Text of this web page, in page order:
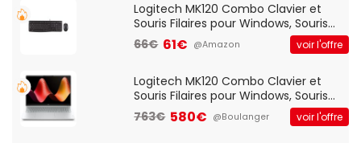
Logitech MK120 Combo Clavier et
Souris Filaires pour Windows, Souris
Optique Filaire, Connexion USB Plug
And Play, Confortable, Taille
QWERTY UK - Noir
66€ 61€ @Amazon voir l'offre
Logitech MK120 Combo Clavier et
Souris Filaires pour Windows, Souris
Optique Filaire, Connexion USB Plug
And Play, Confortable, Taille
763€ 580€ @Boulanger voir l'offre